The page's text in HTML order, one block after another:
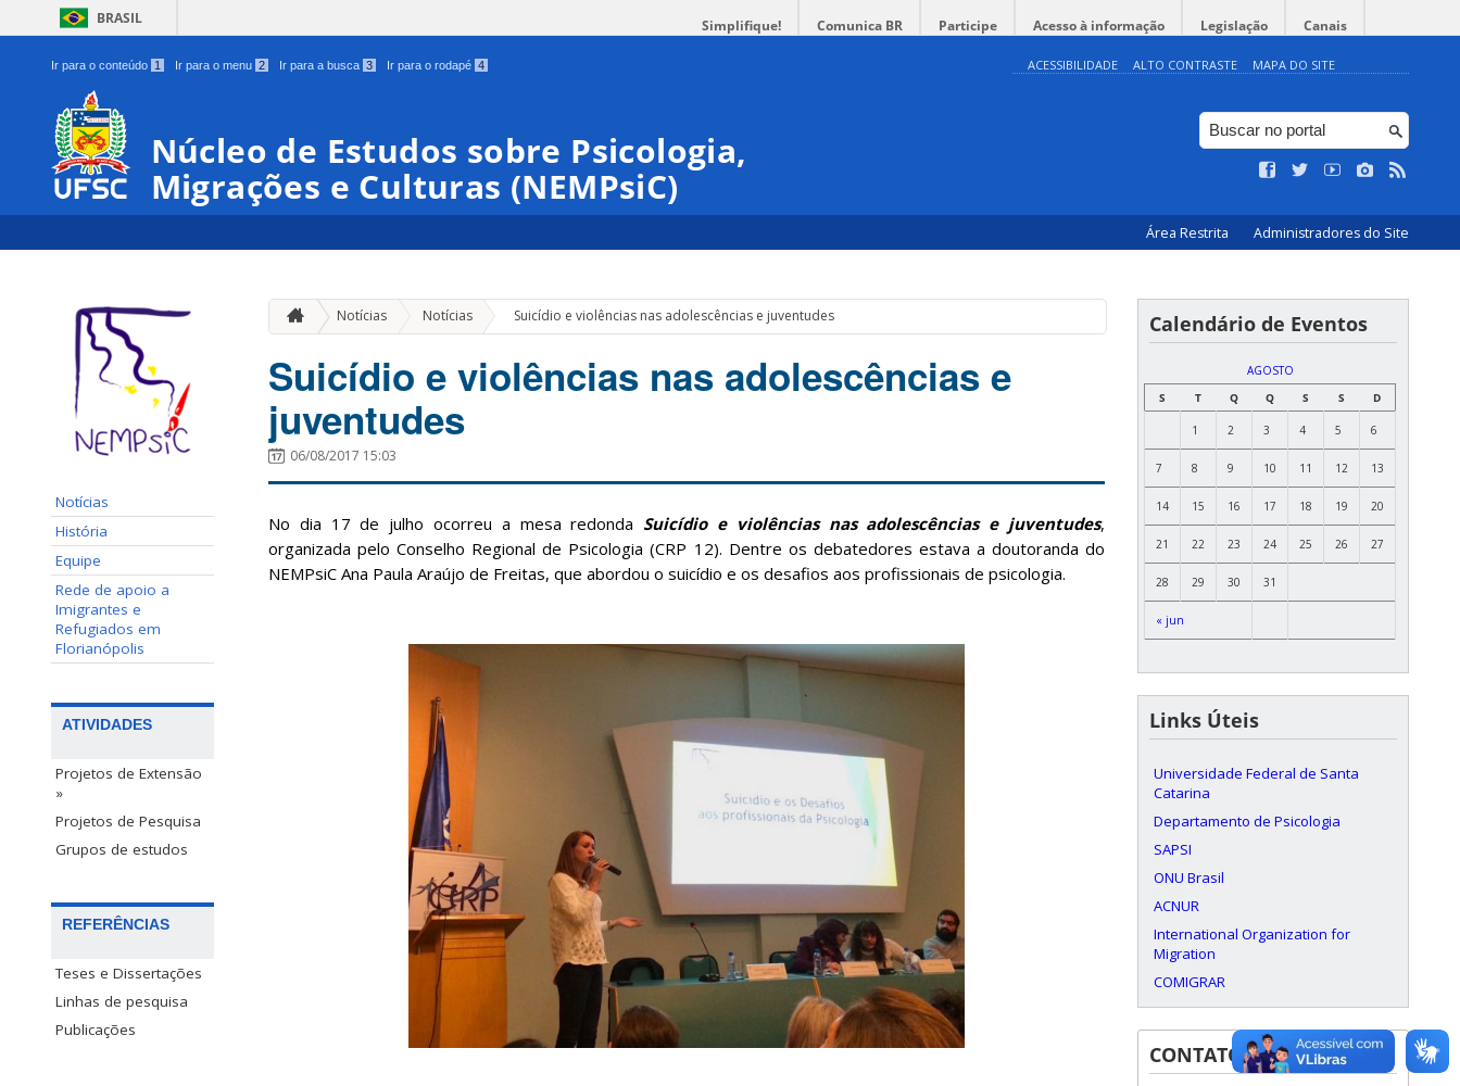
BRASIL Simplifique! Comunica BR Participe Acesso à informação Legislação Canais
Ir para o conteúdo 1 Ir para o menu 2 Ir para a busca 3 Ir para o rodapé 4 ACESSIBILIDADE ALTO CONTRASTE MAPA DO SITE
Núcleo de Estudos sobre Psicologia,
Migrações e Culturas (NEMPsiC)
Área Restrita Administradores do Site
Notícias
História
Equipe
Rede de apoio a
Imigrantes e
Refugiados em
Florianópolis
ATIVIDADES
Projetos de Extensão
»
Projetos de Pesquisa
Grupos de estudos
REFERÊNCIAS
Teses e Dissertações
Linhas de pesquisa
Publicações
Notícias Notícias » Suicídio e violências nas adolescências e juventudes
Suicídio e violências nas adolescências e
juventudes
06/08/2017 15:03
No dia 17 de julho ocorreu a mesa redonda Suicídio e violências nas adolescências e juventudes,
organizada pelo Conselho Regional de Psicologia (CRP 12). Dentre os debatedores estava a doutoranda do
NEMPsiC Ana Paula Araújo de Freitas, que abordou o suicídio e os desafios aos profissionais de psicologia.
Calendário de Eventos
AGOSTO
S
T Q Q S S D
« jun
1 2 3 4 5 6
7 8 9 10 11 12 13
14 15 16 17 18 19 20
21 22 23 24 25 26 27
28 29 30 31
Links Úteis
Universidade Federal de Santa
Catarina
Departamento de Psicologia
SAPSI
ONU Brasil
ACNUR
International Organization for
Migration
COMIGRAR
CONTATOS